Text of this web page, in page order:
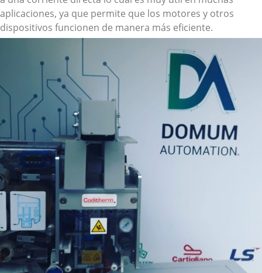
aplicaciones, ya que permite que los motores y otros
dispositivos funcionen de manera más eficiente.